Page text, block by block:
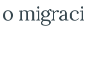
migraci